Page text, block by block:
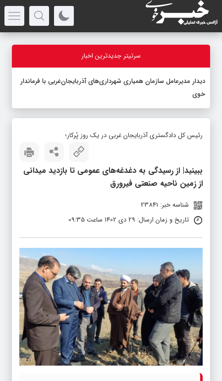
سرتیتر جدیدترین اخبار
دیدار مدیرعامل سازمان همیاری شهرداری‌های آذربایجان‌غربی با فرماندار
خوی
رئیس کل دادگستری آذربایجان غربی در یک روز پُرکار؛
ببینید| از رسیدگی به دغدغه‌های عمومی تا بازدید میدانی
از زمین ناحیه صنعتی فیرورق
شناسه خبر: 23841
تاریخ و زمان ارسال: 29 دی 1402 ساعت 09:35